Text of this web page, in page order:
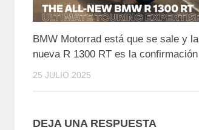
BMW Motorrad está que se sale y la
nueva R 1300 RT es la confirmación
25 JULIO 2025
DEJA UNA RESPUESTA